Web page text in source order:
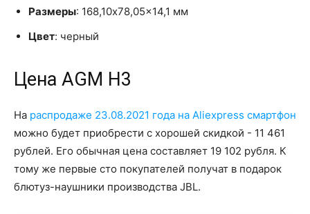
Размеры: 168,10x78,05x14,1 мм
Цвет: черный
Цена AGM H3
На распродаже 23.08.2021 года на Aliexpress смартфон
можно будет приобрести с хорошей скидкой - 11 461
рублей. Его обычная цена составляет 19 102 рубля. К
тому же первые сто покупателей получат в подарок
блютуз-наушники производства JBL.